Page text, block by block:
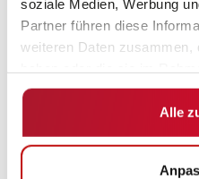
soziale Medien, Werbung
Partner führen diese
weiteren Daten zusammen,
gesammelt haben.
Alle